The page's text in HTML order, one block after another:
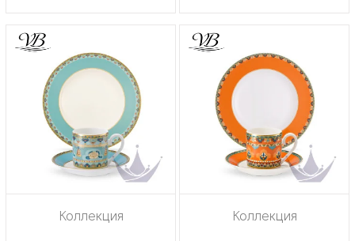
Коллекция Коллекция